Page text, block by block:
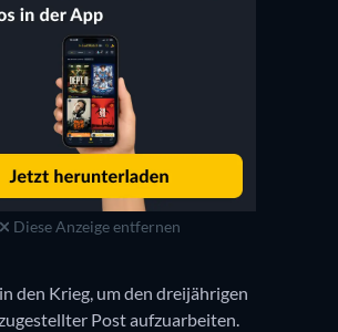
Diese Anzeige entfernen
den Krieg, um den dreijährigen
Post aufzuarbeiten.